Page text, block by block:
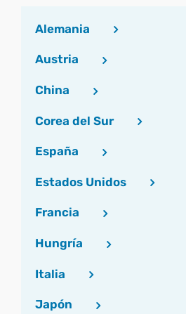
Alemania
Austria
China
Corea del Sur
España
Estados Unidos
Francia
Hungría
Italia
Japón